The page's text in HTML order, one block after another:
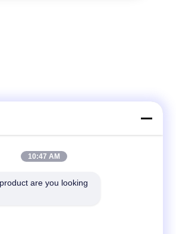
10:47 AM
are you looking